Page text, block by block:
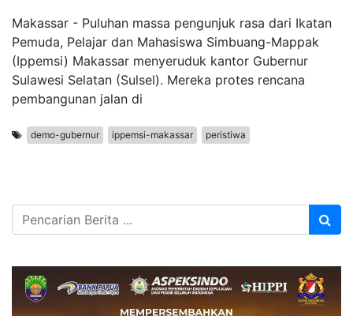
Makassar - Puluhan massa pengunjuk rasa dari Ikatan
Pemuda, Pelajar dan Mahasiswa Simbuang-Mappak
(Ippemsi) Makassar menyeruduk kantor Gubernur
Sulawesi Selatan (Sulsel). Mereka protes rencana
pembangunan jalan di
demo-gubernur ippemsi-makassar peristiwa